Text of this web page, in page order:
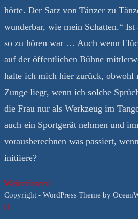
hörte. Der Satz von Tänzer zu
wunderbar, wie mein Schatten.“ Ist
so zu hören war … Auch wenn
auf der öffentlichen Bühne
halte ich mich hier zurück, obwohl
Zunge liegt, wenn ich solche
die Frau nur als Werkzeug im
auch ein Sportgerät nehmen und
vorausberechnen was passiert,
initiiere?
WeiterlesenDie
Frau
Copyright - WordPress Theme by